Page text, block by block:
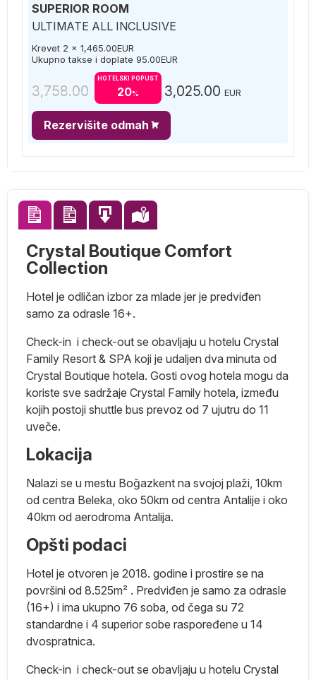
SUPERIOR ROOM
ULTIMATE ALL INCLUSIVE
Krevet 2 x 1,465.00EUR
Ukupno takse i doplate 95.00EUR
3,758.00
HOTELSKI POPUST
20% 3,025.00 EUR
Rezervišite odmah
Crystal Boutique Comfort
Collection
Hotel je odličan izbor za mlade jer je predviđen
samo za odrasle 16+.
Check-in i check-out se obavljaju u hotelu Crystal
Family Resort & SPA koji je udaljen dva minuta od
Crystal Boutique hotela. Gosti ovog hotela mogu da
koriste sve sadržaje Crystal Family hotela, između
kojih postoji shuttle bus prevoz od 7 ujutru do 11
uveče.
Lokacija
Nalazi se u mestu Boğazkent na svojoj plaži, 10km
od centra Beleka, oko 50km od centra Antalije i oko
40km od aerodroma Antalija.
Opšti podaci
Hotel je otvoren je 2018. godine i prostire se na
površini od 8.525m² . Predviđen je samo za odrasle
(16+) i ima ukupno 76 soba, od čega su 72
standardne i 4 superior sobe raspoređene u 14
dvospratnica.
Check-in i check-out se obavljaju u hotelu Crystal